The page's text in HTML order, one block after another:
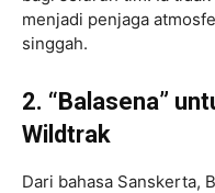
menjadi penjaga
singgah.
2. “Balasena”
Wildtrak
Dari bahasa Sanskerta,